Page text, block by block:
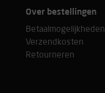
Over bestellingen
Betaalmogelijkheden
Verzendkosten
Retourneren